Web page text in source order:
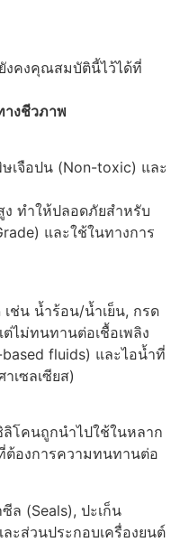
งคงคุณสมบัตินี้ไว้ได้ที่
างชีวภาพ
เจือปน (Non-toxic) และ
ทำให้ปลอดภัยสำหรับ
และใช้ในทางการ
ช่น น้ำร้อน/น้ำเย็น, กรด
ไม่ทนทานต่อเชื้อเพลิง
fluids) และไอน้ำที่
เซลเซียส)
โคนถูกนำไปใช้ในหลาก
ต้องการความทนทานต่อ
ล (Seals), ปะเก็น
ะส่วนประกอบเครื่องยนต์